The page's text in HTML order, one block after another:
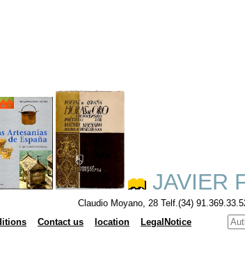
JAVIER
Claudio Moyano, 28 Telf.(34)
Contact us location LegalNotice